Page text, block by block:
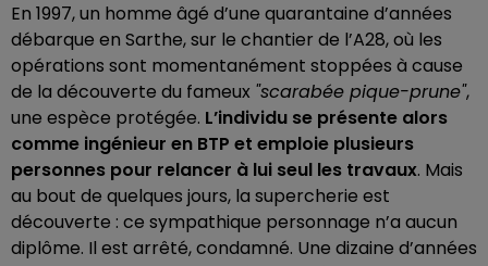
En 1997, un homme âgé d’une quarantaine d’années
débarque en Sarthe, sur le chantier de l’A28, où les
opérations sont momentanément stoppées à cause
de la découverte du fameux "scarabée pique-prune",
une espèce protégée. L’individu se présente alors
comme ingénieur en BTP et emploie plusieurs
personnes pour relancer à lui seul les travaux. Mais
au bout de quelques jours, la supercherie est
découverte : ce sympathique personnage n’a aucun
diplôme. Il est arrêté, condamné. Une dizaine d’années